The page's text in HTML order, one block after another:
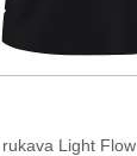
Light Flow